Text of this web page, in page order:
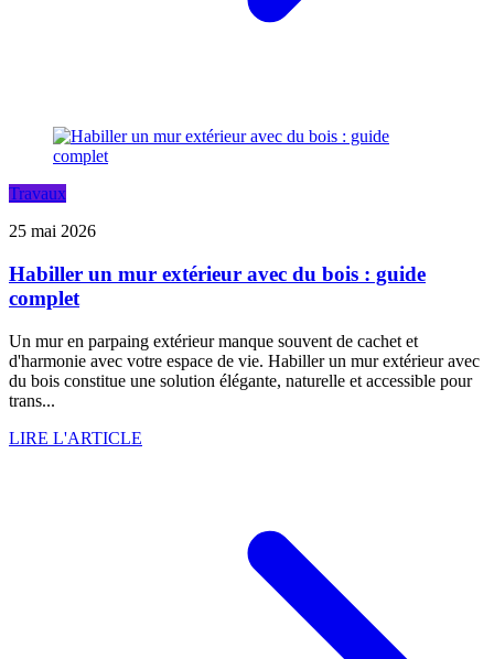
Travaux
25 mai 2026
Habiller un mur extérieur avec du bois : guide
complet
Un mur en parpaing extérieur manque souvent de cachet et
d'harmonie avec votre espace de vie. Habiller un mur extérieur avec
du bois constitue une solution élégante, naturelle et accessible pour
trans...
LIRE L'ARTICLE